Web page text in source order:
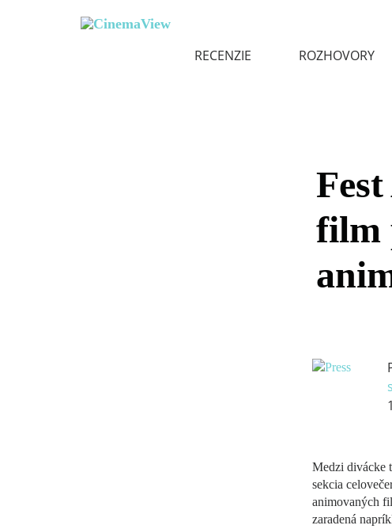
RECENZIE ROZHOVORY
film
Medzi divácke
sekcia
animovaných
zaradená